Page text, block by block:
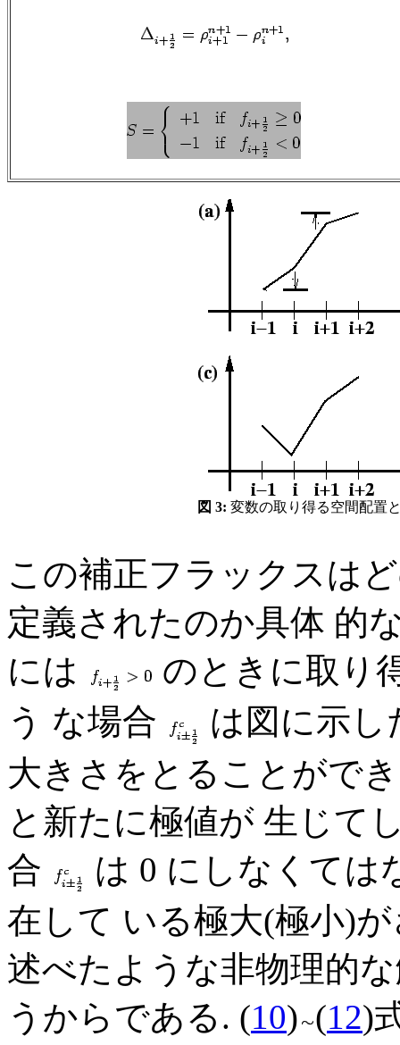
図 3: 変数の取り得る空間配置
この補正フラックスは
定義されたのか具体 的
には
のときに取り
う な場合
は図に示し
大きさをとることがで
と新たに極値が 生じて
合
は 0 にしなくては
在して いる極大(極小)
述べたような非物理的
うからである. (10) (12)